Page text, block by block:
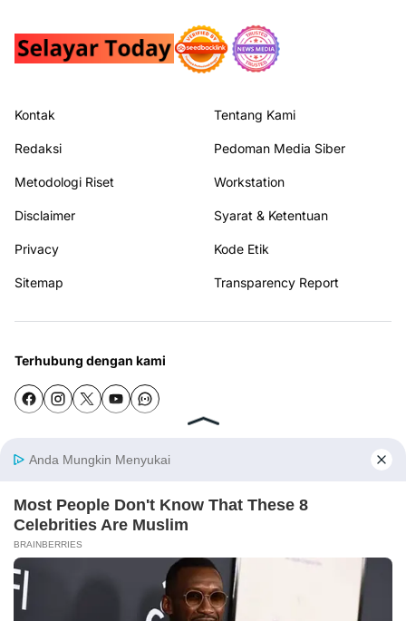
Kontak Tentang Kami
Redaksi Pedoman Media Siber
Metodologi Riset Workstation
Disclaimer Syarat & Ketentuan
Privacy Kode Etik
Sitemap Transparency Report
Terhubung dengan kami